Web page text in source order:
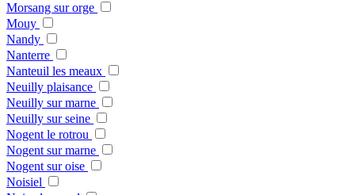
Morsang sur orge
Mouy
Nandy
Nanterre
Nanteuil les meaux
Neuilly plaisance
Neuilly sur marne
Neuilly sur seine
Nogent le rotrou
Nogent sur marne
Nogent sur oise
Noisiel